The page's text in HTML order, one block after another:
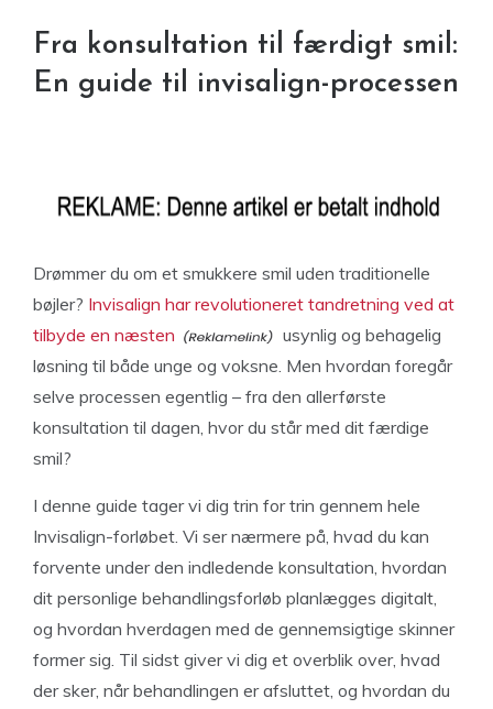
Fra konsultation til færdigt smil:
En guide til invisalign-processen
Drømmer du om et smukkere smil uden traditionelle
bøjler? Invisalign har revolutioneret tandretning ved at
tilbyde en næsten
usynlig og behagelig
løsning til både unge og voksne. Men hvordan foregår
selve processen egentlig – fra den allerførste
konsultation til dagen, hvor du står med dit færdige
smil?
I denne guide tager vi dig trin for trin gennem hele
Invisalign-forløbet. Vi ser nærmere på, hvad du kan
forvente under den indledende konsultation, hvordan
dit personlige behandlingsforløb planlægges digitalt,
og hvordan hverdagen med de gennemsigtige skinner
former sig. Til sidst giver vi dig et overblik over, hvad
der sker, når behandlingen er afsluttet, og hvordan du